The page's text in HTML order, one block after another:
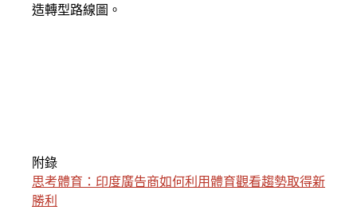
造轉型路線圖。
附錄
思考體育：印度廣告商如何利用體育觀看趨勢取得新
勝利